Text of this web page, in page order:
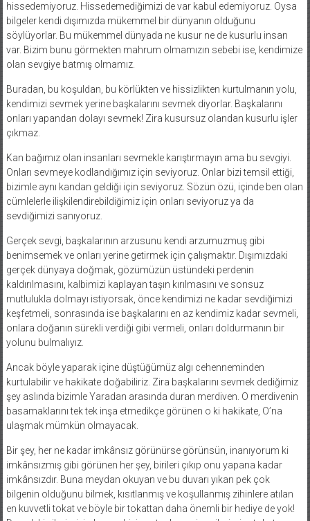
hissedemiyoruz. Hissedemediğimizi de var kabul edemiyoruz. Oysa
bilgeler kendi dışımızda mükemmel bir dünyanın olduğunu
söylüyorlar. Bu mükemmel dünyada ne kusur ne de kusurlu insan
var. Bizim bunu görmekten mahrum olmamızın sebebi ise, kendimize
olan sevgiye batmış olmamız.
Buradan, bu koşuldan, bu körlükten ve hissizlikten kurtulmanın yolu,
kendimizi sevmek yerine başkalarını sevmek diyorlar. Başkalarını
onları yapandan dolayı sevmek! Zira kusursuz olandan kusurlu işler
çıkmaz.
Kan bağımız olan insanları sevmekle karıştırmayın ama bu sevgiyi.
Onları sevmeye kodlandığımız için seviyoruz. Onlar bizi temsil ettiği,
bizimle aynı kandan geldiği için seviyoruz. Sözün özü, içinde ben olan
cümlelerle ilişkilendirebildiğimiz için onları seviyoruz ya da
sevdiğimizi sanıyoruz.
Gerçek sevgi, başkalarının arzusunu kendi arzumuzmuş gibi
benimsemek ve onları yerine getirmek için çalışmaktır. Dışımızdaki
gerçek dünyaya doğmak, gözümüzün üstündeki perdenin
kaldırılmasını, kalbimizi kaplayan taşın kırılmasını ve sonsuz
mutlulukla dolmayı istiyorsak, önce kendimizi ne kadar sevdiğimizi
keşfetmeli, sonrasında ise başkalarını en az kendimiz kadar sevmeli,
onlara doğanın sürekli verdiği gibi vermeli, onları doldurmanın bir
yolunu bulmalıyız.
Ancak böyle yaparak içine düştüğümüz algı cehenneminden
kurtulabilir ve hakikate doğabiliriz. Zira başkalarını sevmek dediğimiz
şey aslında bizimle Yaradan arasında duran merdiven. O merdivenin
basamaklarını tek tek inşa etmedikçe görünen o ki hakikate, O’na
ulaşmak mümkün olmayacak.
Bir şey, her ne kadar imkânsız görünürse görünsün, inanıyorum ki
imkânsızmış gibi görünen her şey, birileri çıkıp onu yapana kadar
imkânsızdır. Buna meydan okuyan ve bu duvarı yıkan pek çok
bilgenin olduğunu bilmek, kısıtlanmış ve koşullanmış zihinlere atılan
en kuvvetli tokat ve böyle bir tokattan daha önemli bir hediye de yok!